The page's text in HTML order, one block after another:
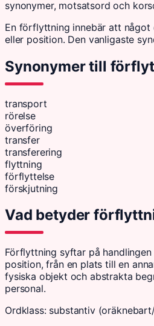
synonymer, motsatsord och
En förflyttning innebär att något
eller position. Den vanligaste
Synonymer till
transport
rörelse
överföring
transfer
transferering
flyttning
förflyttelse
förskjutning
Vad betyder
Förflyttning syftar på
position, från en plats till en
fysiska objekt och abstrakta
personal.
Ordklass: substantiv